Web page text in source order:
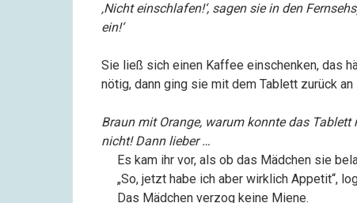
‚Nicht einschlafen!‘, sagen sie in den
ein!‘
Sie ließ sich einen Kaffee einschenken, das
nötig, dann ging sie mit dem Tablett zurück an
Braun mit Orange, warum konnte das
nicht! Dann lieber …
Es kam ihr vor, als ob das Mädchen sie
„So, jetzt habe ich aber wirklich Appetit“,
Das Mädchen verzog keine Miene.